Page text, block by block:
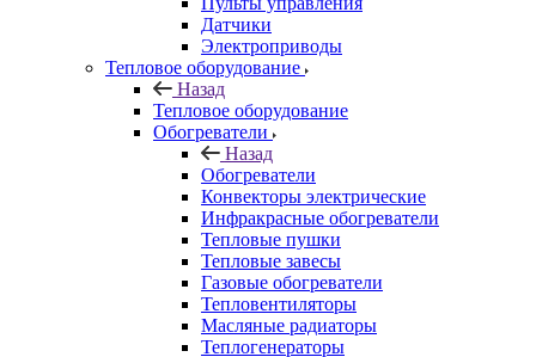
Датчики
Электроприводы
Тепловое оборудование
Назад
Тепловое оборудование
Обогреватели
Назад
Обогреватели
Конвекторы электрические
Инфракрасные обогреватели
Тепловые пушки
Тепловые завесы
Газовые обогреватели
Тепловентиляторы
Масляные радиаторы
Теплогенераторы